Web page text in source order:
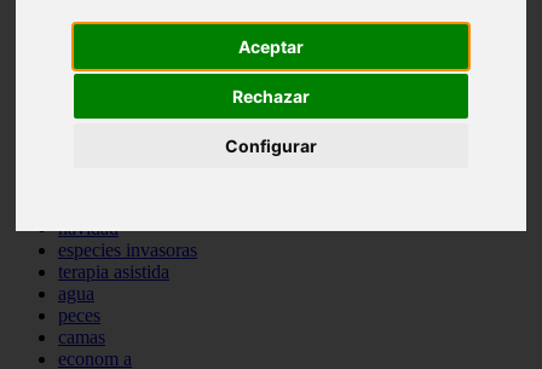
Aceptar
Rechazar
Configurar
higiene
acuario
comercios
navidad
especies invasoras
terapia asistida
agua
peces
camas
econom a